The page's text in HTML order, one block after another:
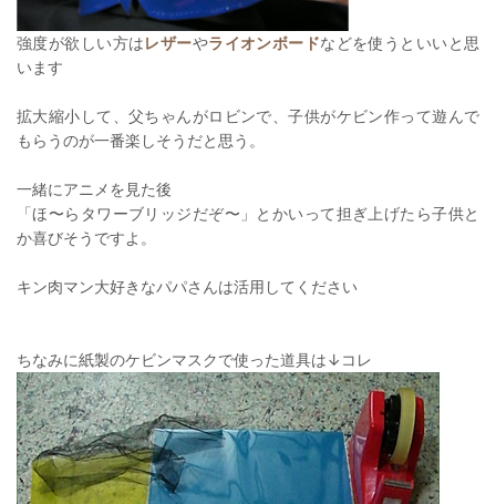
強度が欲しい方はレザーやライオンボードなどを使うといいと思
います
拡大縮小して、父ちゃんがロビンで、子供がケビン作って遊んで
もらうのが一番楽しそうだと思う。
一緒にアニメを見た後
「ほ〜らタワーブリッジだぞ〜」とかいって担ぎ上げたら子供と
か喜びそうですよ。
キン肉マン大好きなパパさんは活用してください
ちなみに紙製のケビンマスクで使った道具は↓コレ